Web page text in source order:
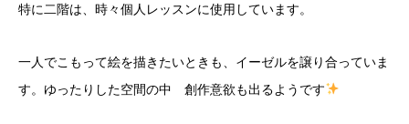
特に二階は、時々個人レッスンに使用しています。
一人でこもって絵を描きたいときも、イーゼルを譲り合っていま
す。ゆったりした空間の中 創作意欲も出るようです